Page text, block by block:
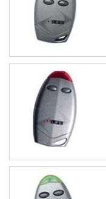
56,95 €
47,46 €
46,38 €
38,65 €